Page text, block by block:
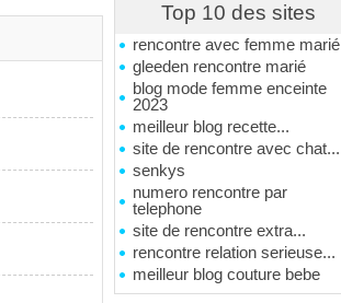
Top 10 des sites
rencontre avec femme marié
gleeden rencontre marié
blog mode femme enceinte
2023
meilleur blog recette...
site de rencontre avec chat...
senkys
numero rencontre par
telephone
site de rencontre extra...
rencontre relation serieuse...
meilleur blog couture bebe